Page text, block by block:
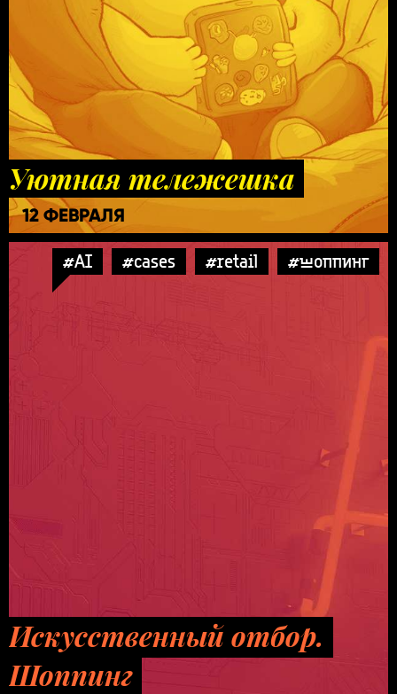
Уютная тележешка
12 ФЕВРАЛЯ
#AI #cases #retail #шоппинг
Искусственный отбор.
Шоппинг